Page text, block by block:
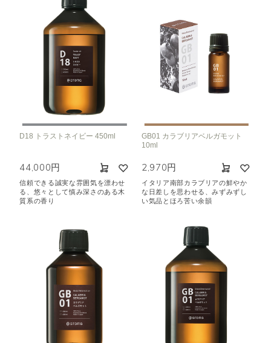
D18 トラストネイビー 450ml
44,000円
信頼できる誠実な雰囲気を漂わせ
る、悠々として慎み深さのある木
質系の香り
GB01 カラブリアベルガモット
10ml
2,970円
イタリア南部カラブリアの鮮やか
な日差しを思わせる、みずみずし
い気品とほろ苦い余韻